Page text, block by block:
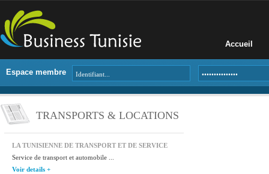
Accueil
Espace membre
TRANSPORTS & LOCATIONS
LA TUNISIENNE DE TRANSPORT ET DE SERVICE
Service de transport et automobile ...
Voir details +